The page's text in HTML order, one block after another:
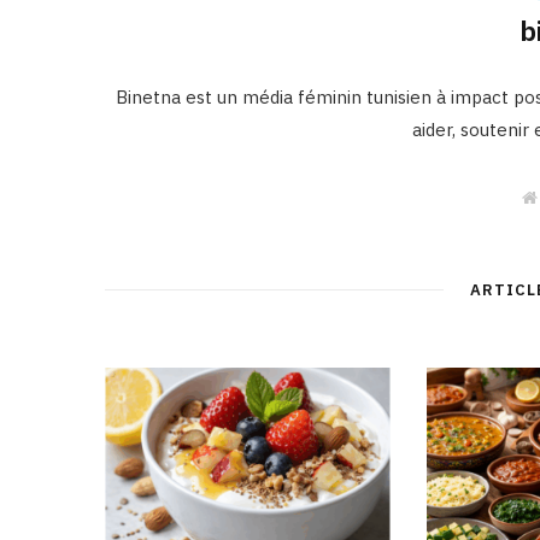
Binetna est un média féminin tunisien à impact
aider, soutenir
t